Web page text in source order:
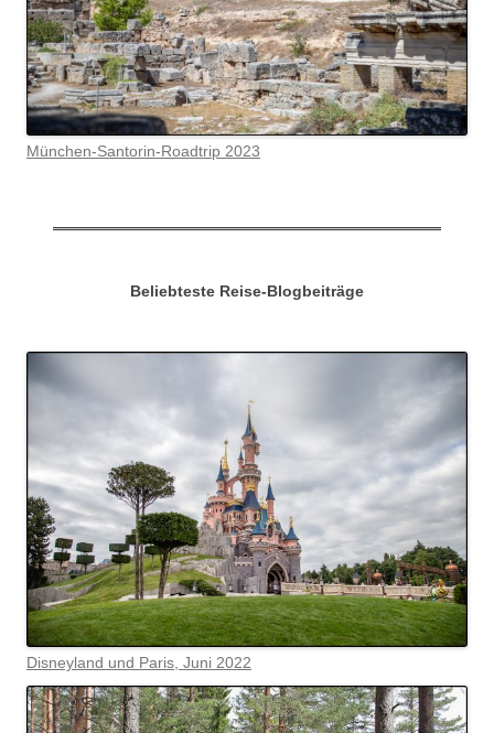
München-Santorin-Roadtrip 2023
Beliebteste Reise-Blogbeiträge
Disneyland und Paris, Juni 2022